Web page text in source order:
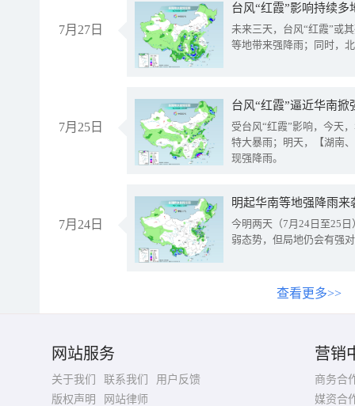
7月27日
台风“红霞”影响持续
未来三天，台风“红霞”或
等地带来强降雨；同时，
7月25日
台风“红霞”逼近华南
受台风“红霞”影响，今天
特大暴雨；明天，【湖南
现强降雨。
7月24日
明起华南等地强降雨
今明两天（7月24日至25
弱态势，但局地仍会有强
查看更多>>
网站服务
关于我们 联系我们
用户反馈
版权声明
网站律师
营销
商务合
媒资合